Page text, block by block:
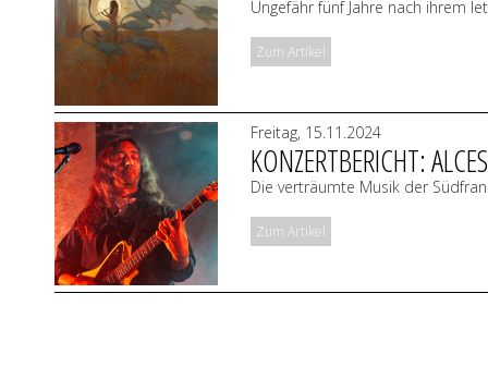
Ungefähr fünf Jahre nach ihrem
Zum Artikel
Freitag, 15.11.2024
KONZERTBERICHT:
Die verträumte Musik der
Zum Artikel